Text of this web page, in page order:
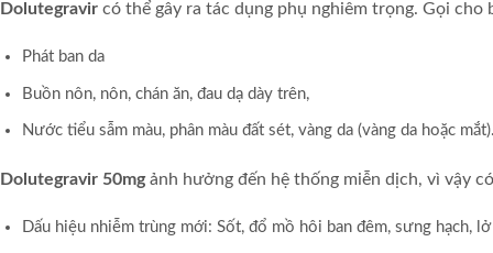
Dolutegravir có thể gây ra tác dụng phụ nghiêm trọng. Gọi cho
Phát ban da
Buồn nôn, nôn, chán ăn, đau dạ dày trên,
Nước tiểu sẫm màu, phân màu đất sét, vàng da (vàng da hoặc
Dolutegravir 50mgảnh hưởng đến hệ thống miễn dịch, vì vậy
Dấu hiệu nhiễm trùng mới: Sốt, đổ mồ hôi ban đêm, sưng hạch,